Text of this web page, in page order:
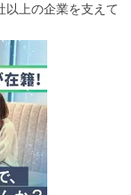
上の企業を支えて